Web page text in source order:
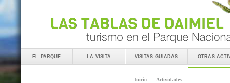
el parque la visita visitas guiadas otras
Inicio :: Actividades